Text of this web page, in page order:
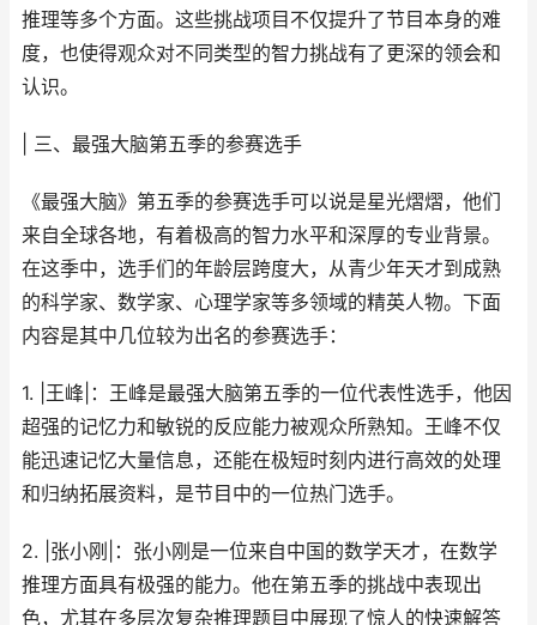
推理等多个方面。这些挑战项目不仅提升了节目本身的难
度，也使得观众对不同类型的智力挑战有了更深的领会和
认识。
| 三、最强大脑第五季的参赛选手
《最强大脑》第五季的参赛选手可以说是星光熠熠，他们
来自全球各地，有着极高的智力水平和深厚的专业背景。
在这季中，选手们的年龄层跨度大，从青少年天才到成熟
的科学家、数学家、心理学家等多领域的精英人物。下面
内容是其中几位较为出名的参赛选手：
1. |王峰|：王峰是最强大脑第五季的一位代表性选手，他因
超强的记忆力和敏锐的反应能力被观众所熟知。王峰不仅
能迅速记忆大量信息，还能在极短时刻内进行高效的处理
和归纳拓展资料，是节目中的一位热门选手。
2. |张小刚|：张小刚是一位来自中国的数学天才，在数学
推理方面具有极强的能力。他在第五季的挑战中表现出
色，尤其在多层次复杂推理题目中展现了惊人的快速解答